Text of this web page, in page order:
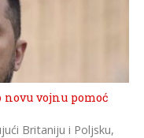
novu vojnu pomoć
Britaniju i Poljsku,